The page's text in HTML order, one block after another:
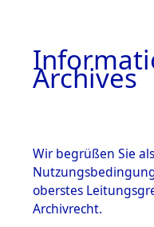
Archives
Wir begrüßen Sie
oberstes
Archivrecht.